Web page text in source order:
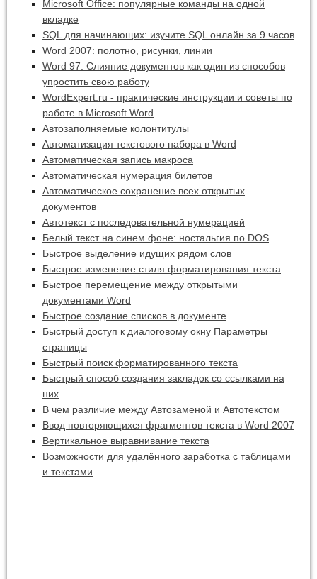
Microsoft Office: популярные команды на одной
вкладке
SQL для начинающих: изучите SQL онлайн за 9 часов
Word 2007: полотно, рисунки, линии
Word 97. Слияние документов как один из способов
упростить свою работу
WordExpert.ru - практические инструкции и советы по
работе в Microsoft Word
Автозаполняемые колонтитулы
Автоматизация текстового набора в Word
Автоматическая запись макроса
Автоматическая нумерация билетов
Автоматическое сохранение всех открытых
документов
Автотекст с последовательной нумерацией
Белый текст на синем фоне: ностальгия по DOS
Быстрое выделение идущих рядом слов
Быстрое изменение стиля форматирования текста
Быстрое перемещение между открытыми
документами Word
Быстрое создание списков в документе
Быстрый доступ к диалоговому окну Параметры
страницы
Быстрый поиск форматированного текста
Быстрый способ создания закладок со ссылками на
них
В чем различие между Автозаменой и Автотекстом
Ввод повторяющихся фрагментов текста в Word 2007
Вертикальное выравнивание текста
Возможности для удалённого заработка с таблицами
и текстами